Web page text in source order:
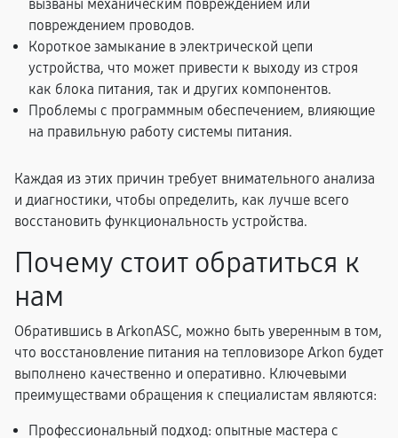
вызваны механическим повреждением или
повреждением проводов.
Короткое замыкание в электрической цепи
устройства, что может привести к выходу из строя
как блока питания, так и других компонентов.
Проблемы с программным обеспечением, влияющие
на правильную работу системы питания.
Каждая из этих причин требует внимательного анализа
и диагностики, чтобы определить, как лучше всего
восстановить функциональность устройства.
Почему стоит обратиться к
нам
Обратившись в ArkonASC, можно быть уверенным в том,
что восстановление питания на тепловизоре Arkon будет
выполнено качественно и оперативно. Ключевыми
преимуществами обращения к специалистам являются:
Профессиональный подход: опытные мастера с